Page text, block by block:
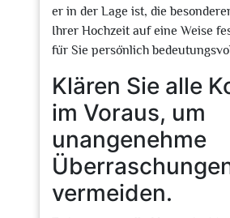
er in der Lage ist, die
Ihrer Hochzeit auf eine Weise
für Sie persönlich
Klären Sie alle
im Voraus, um
unangenehme
vermeiden.